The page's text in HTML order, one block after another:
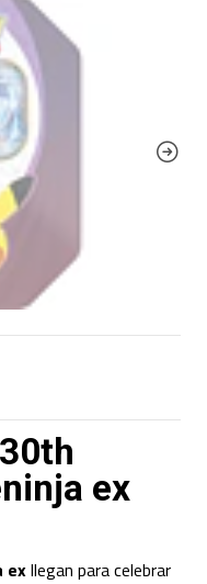
ex
exllegan para celebrar